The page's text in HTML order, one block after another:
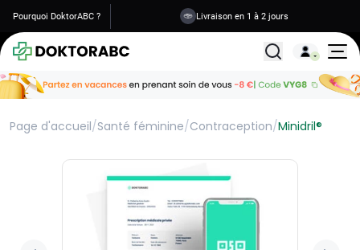
Pourquoi DoktorABC ? Livraison en 1 à 2 jours
Tous les
Page d'accueil/Santé féminine/Contraception/Minidril®